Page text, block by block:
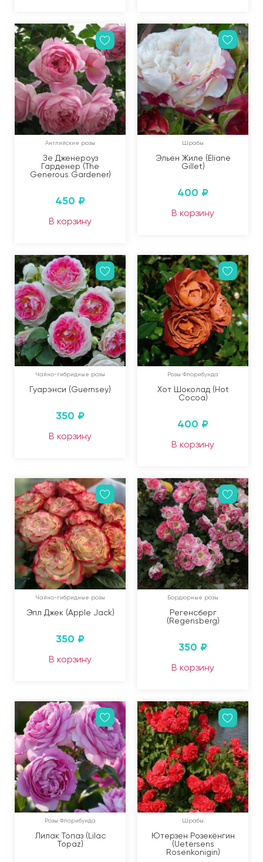
Английские розы
Зе Дженероуз
Гарденер (The
Generous Gardener)
450 ₽
В корзину
Шрабы
Эльен Жиле (Eliane
Gillet)
400 ₽
В корзину
Чайно-гибридные розы
Гуарэнси (Guernsey)
350 ₽
В корзину
Розы Флорибунда
Хот Шоколад (Hot
Cocoa)
400 ₽
В корзину
Чайно-гибридные розы
Эпл Джек (Apple Jack)
350 ₽
В корзину
Бордюрные розы
Регенсберг
(Regensberg)
350 ₽
В корзину
Розы Флорибунда
Лилак Топаз (Lilac
Topaz)
Шрабы
Ютерзен Розекёнгин
(Uetersens
Rosenkonigin)